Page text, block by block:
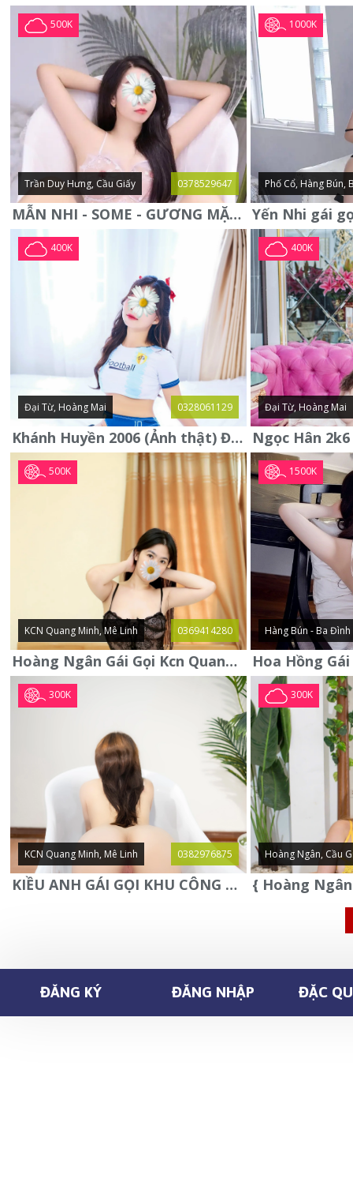
500K
Trần Duy Hưng, Cầu Giấy 0378529647
MẪN NHI - SOME - GƯƠNG MẶT XINH XẮN -CỰC CHIỀU KHÁCH
1000K
Phố Cổ, Hàng Bún,
400K
Đại Từ, Hoàng Mai 0328061129
Khánh Huyền 2006 (Ảnh thật) Đại từ - Hoàng Mai
400K
Đại Từ, Hoàng Mai
500K
KCN Quang Minh, Mê Linh 0369414280
Hoàng Ngân Gái Gọi Kcn Quang Minh - Mê Linh . Hàng Vip Lần Đầu
1500K
Hàng Bún - Ba Đình
300K
KCN Quang Minh, Mê Linh 0382976875
KIỀU ANH GÁI GỌI KHU CÔNG NGHIỆP QUANG MINH - MÊ LINH
300K
Hoàng Ngân, Cầu
ĐĂNG KÝ ĐĂNG NHẬP ĐẶC